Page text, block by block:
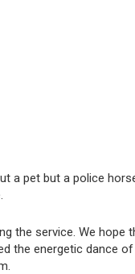
a pet but a police
the service. We hope
the energetic dance